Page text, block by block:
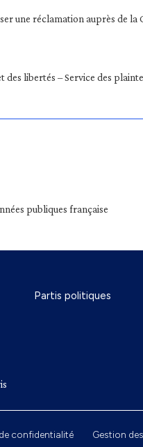
une réclamation auprès de
libertés – Service des
publiques française
Partis politiques
confidentialité Gestion